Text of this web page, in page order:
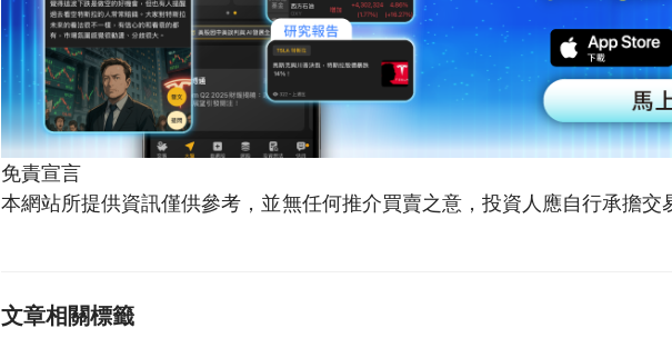
免責宣言
本網站所提供資訊僅供參考，並無任何推介買賣之意，投資人應自行承擔交
文章相關標籤